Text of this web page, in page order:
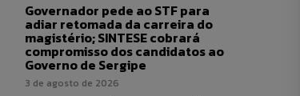
Governador pede ao STF para
adiar retomada da carreira do
magistério; SINTESE cobrará
compromisso dos candidatos ao
Governo de Sergipe
3 de agosto de 2026